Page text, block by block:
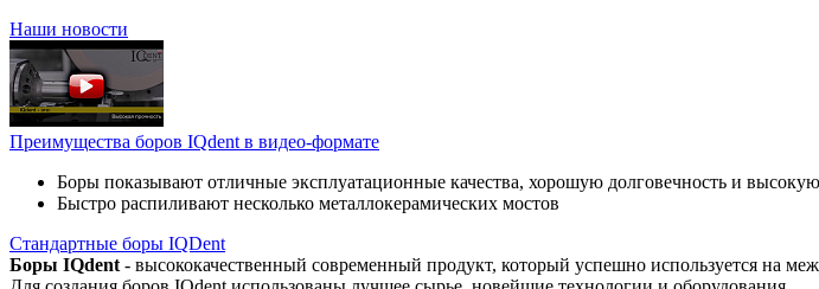
Наши новости
Преимущества боров IQdent в видео-формате
Боры показывают отличные эксплуатационные качества, хорошую долговечность и высокую
Быстро распиливают несколько металлокерамических мостов
Стандартные боры IQDent
Боры IQdent - высококачественный современный продукт, который успешно используется на